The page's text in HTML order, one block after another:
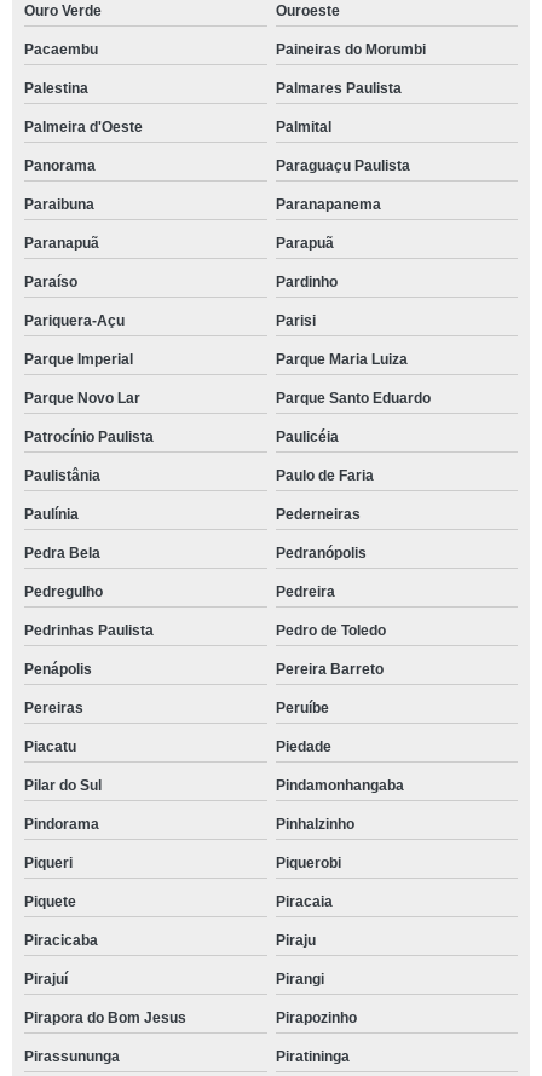
Ouro Verde Ouroeste
Pacaembu Paineiras do Morumbi
Palestina Palmares Paulista
Palmeira d'Oeste Palmital
Panorama Paraguaçu Paulista
Paraibuna Paranapanema
Paranapuã Parapuã
Paraíso Pardinho
Pariquera-Açu Parisi
Parque Imperial Parque Maria Luiza
Parque Novo Lar Parque Santo Eduardo
Patrocínio Paulista Paulicéia
Paulistânia Paulo de Faria
Paulínia Pederneiras
Pedra Bela Pedranópolis
Pedregulho Pedreira
Pedrinhas Paulista Pedro de Toledo
Penápolis Pereira Barreto
Pereiras Peruíbe
Piacatu Piedade
Pilar do Sul Pindamonhangaba
Pindorama Pinhalzinho
Piqueri Piquerobi
Piquete Piracaia
Piracicaba Piraju
Pirajuí Pirangi
Pirapora do Bom Jesus Pirapozinho
Pirassununga Piratininga